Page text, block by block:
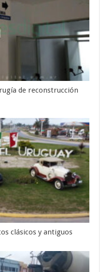
de reconstrucción
clásicos y antiguos